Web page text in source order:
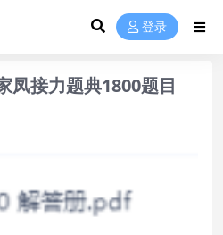
登录
凤接力题典1800题目